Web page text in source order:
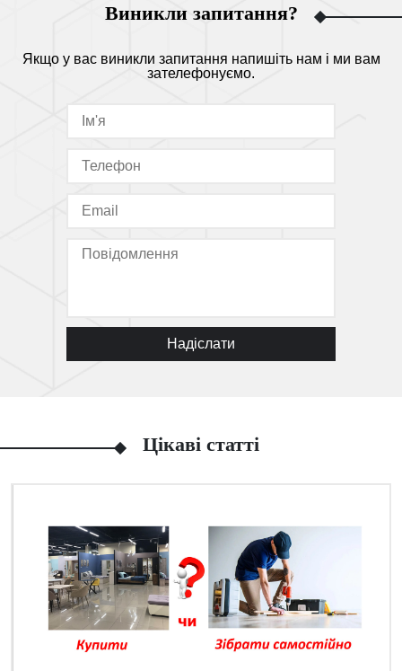
Виникли запитання?
Якщо у вас виникли запитання напишіть нам і ми вам
зателефонуємо.
Надіслати
Цікаві статті